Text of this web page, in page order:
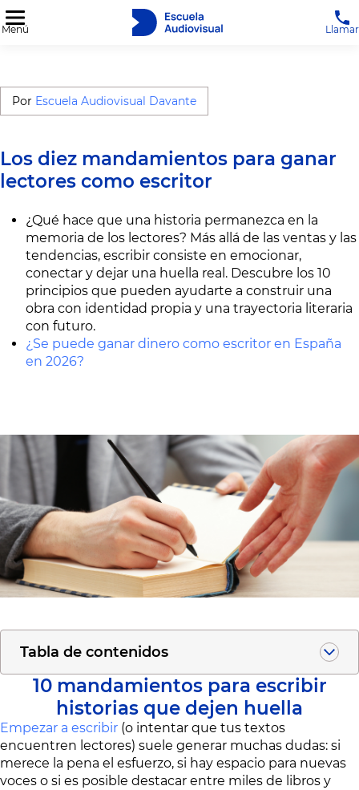
Menú Llamar
Por Escuela Audiovisual Davante
Los diez mandamientos para ganar
lectores como escritor
¿Qué hace que una historia permanezca en la
memoria de los lectores? Más allá de las ventas y las
tendencias, escribir consiste en emocionar,
conectar y dejar una huella real. Descubre los 10
principios que pueden ayudarte a construir una
obra con identidad propia y una trayectoria literaria
con futuro.
¿Se puede ganar dinero como escritor en España
en 2026?
Tabla de contenidos
10 mandamientos para escribir
historias que dejen huella
Empezar a escribir (o intentar que tus textos
encuentren lectores) suele generar muchas dudas: si
merece la pena el esfuerzo, si hay espacio para nuevas
voces o si es posible destacar entre miles de libros y